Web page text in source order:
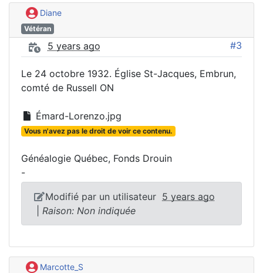
Diane
Vétéran
5 years ago #3
Le 24 octobre 1932. Église St-Jacques, Embrun,
comté de Russell ON
Émard-Lorenzo.jpg
Vous n'avez pas le droit de voir ce contenu.
Généalogie Québec, Fonds Drouin
-
Modifié par un utilisateur 5 years ago
Raison: Non indiquée
Marcotte_S